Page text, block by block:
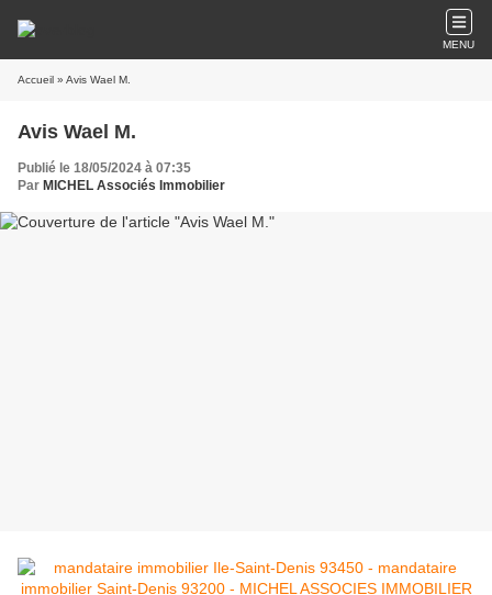
MENU
Accueil » Avis Wael M.
Avis Wael M.
Publié le 18/05/2024 à 07:35
Par MICHEL Associés Immobilier